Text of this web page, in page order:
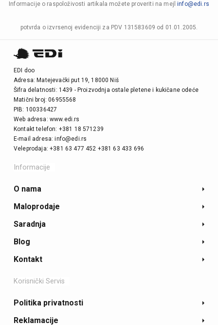
Informacije o raspoloživosti artikala možete proveriti na mejlinfo@edi.rs
potvrda o izvrsenoj evidenciji za PDV 131583609 od 01.01.2005.
EDI doo
Adresa: Matejevački put 19, 18000 Niš
Šifra delatnosti: 1439 - Proizvodnja ostale pletene i kukičane odeće
Matični broj: 06955568
PIB: 100336427
Web adresa: www.edi.rs
Kontakt telefon: +381 18 571239
E-mail adresa: info@edi.rs
Veleprodaja: +381 63 477 452 +381 63 433 696
Informacije
O nama
Maloprodaje
Saradnja
Blog
Kontakt
Korisnički Servis
Politika privatnosti
Reklamacije